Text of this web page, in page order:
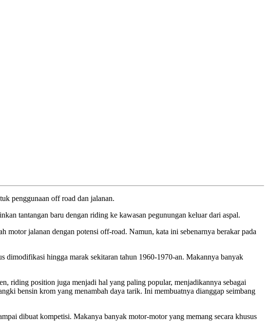
penggunaan off road dan jalanan.
tantangan baru dengan riding ke kawasan pegunungan keluar dari aspal.
motor jalanan dengan potensi off-road. Namun, kata ini sebenarnya berakar pada
hingga marak sekitaran tahun 1960-1970-an. Makannya banyak
riding position juga menjadi hal yang paling popular, menjadikannya sebagai
bensin krom yang menambah daya tarik. Ini membuatnya dianggap seimbang
dibuat kompetisi. Makanya banyak motor-motor yang memang secara khusus